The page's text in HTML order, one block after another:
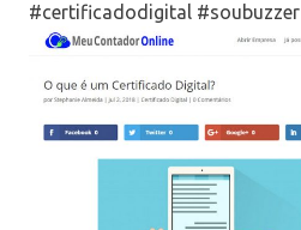
#certificadodigital #soubuzzer